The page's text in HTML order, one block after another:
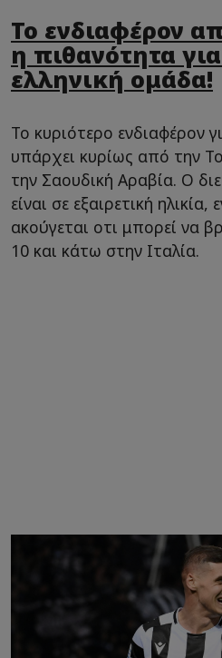
Το ενδιαφέρον
η πιθανότητα
ελληνική ομάδα!
Το κυριότερο ενδιαφέρον
υπάρχει κυρίως από την
την Σαουδική Αραβία. Ο
είναι σε εξαιρετική
ακούγεται οτι μπορεί να
10 και κάτω στην Ιταλία.